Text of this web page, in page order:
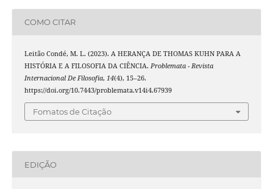
COMO CITAR
Leitão Condé, M. L. (2023). A HERANÇA DE THOMAS KUHN PARA A
HISTÓRIA E A FILOSOFIA DA CIÊNCIA. Problemata - Revista
Internacional De Filosofia, 14(4), 15–26.
https://doi.org/10.7443/problemata.v14i4.67939
Fomatos de Citação
EDIÇÃO